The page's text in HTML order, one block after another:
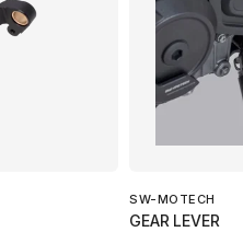
Ja,
SW-MOTECH
GEAR LEVER